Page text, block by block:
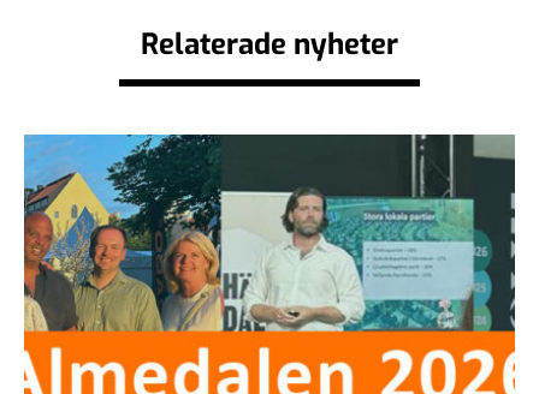
Relaterade nyheter